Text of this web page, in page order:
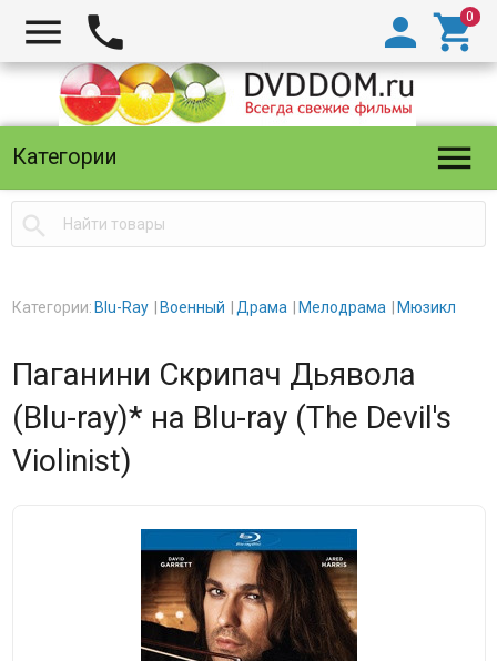
  

Категории 

Категории: Blu-Ray Военный Драма Мелодрама Мюзикл
Паганини Скрипач Дьявола
(Blu-ray)* на Blu-ray (The Devil's
Violinist)